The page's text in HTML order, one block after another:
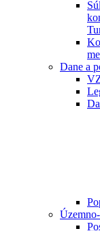
Dane a